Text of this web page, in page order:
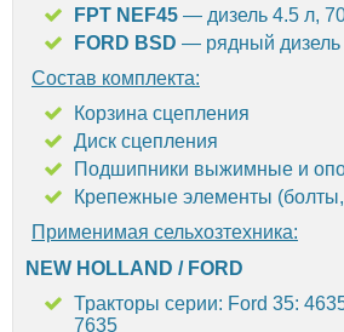
FPT NEF45 — дизель 4.5 л,
FORD BSD — рядный дизель
Состав комплекта:
Корзина сцепления
Диск сцепления
Подшипники выжимные и
Крепежные элементы
Применимая сельхозтехника:
NEW HOLLAND / FORD
Тракторы серии: Ford 35:
7635